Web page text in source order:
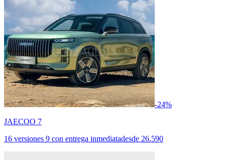
-24%
JAECOO 7
16 versiones 9 con entrega inmediatadesde 26.590